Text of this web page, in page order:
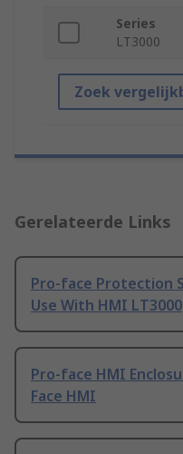
Series
LT3000
Zoek
Gerelateerde Links
Pro-face Protection
Use With HMI LT3000
Pro-face HMI
Face HMI